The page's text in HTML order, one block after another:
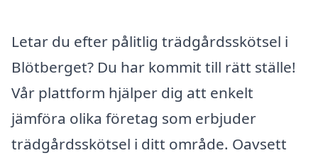
Letar du efter pålitlig trädgårdsskötsel i
Blötberget? Du har kommit till rätt ställe!
Vår plattform hjälper dig att enkelt
jämföra olika företag som erbjuder
trädgårdsskötsel i ditt område. Oavsett